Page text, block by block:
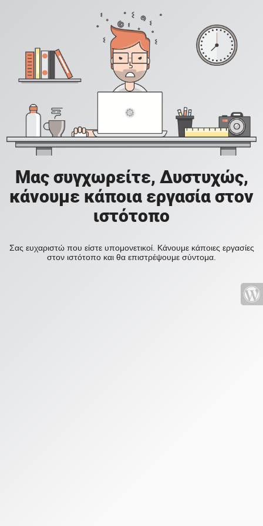
Μας συγχωρείτε, Δυστυχώς,
κάνουμε κάποια εργασία στον
ιστότοπο
Σας ευχαριστώ που είστε υπομονετικοί. Κάνουμε κάποιες εργασίες
στον ιστότοπο και θα επιστρέψουμε σύντομα.